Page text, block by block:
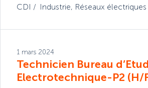
CDI
Industrie, Réseaux
1 mars 2024
Technicien Bureau
Electrotechnique-P2 (H/